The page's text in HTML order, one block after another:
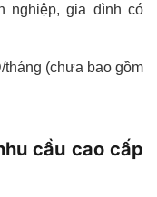
nghiệp, gia đình có
(chưa bao gồm
cầu cao cấp